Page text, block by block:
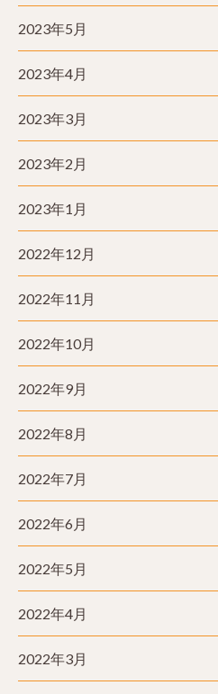
2023年5月
2023年4月
2023年3月
2023年2月
2023年1月
2022年12月
2022年11月
2022年10月
2022年9月
2022年8月
2022年7月
2022年6月
2022年5月
2022年4月
2022年3月